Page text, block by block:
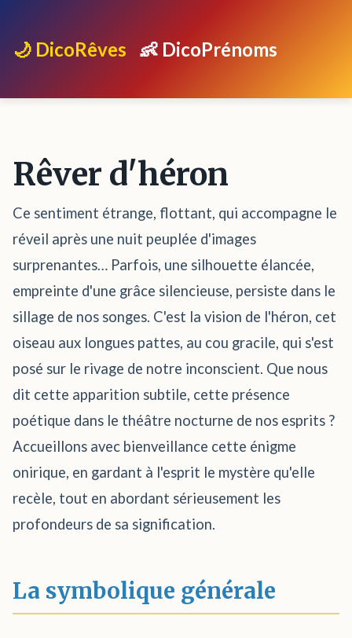
🌙 DicoRêves 👶 DicoPrénoms
Rêver d'héron
Ce sentiment étrange, flottant, qui accompagne le
réveil après une nuit peuplée d'images
surprenantes… Parfois, une silhouette élancée,
empreinte d'une grâce silencieuse, persiste dans le
sillage de nos songes. C'est la vision de l'héron, cet
oiseau aux longues pattes, au cou gracile, qui s'est
posé sur le rivage de notre inconscient. Que nous
dit cette apparition subtile, cette présence
poétique dans le théâtre nocturne de nos esprits ?
Accueillons avec bienveillance cette énigme
onirique, en gardant à l'esprit le mystère qu'elle
recèle, tout en abordant sérieusement les
profondeurs de sa signification.
La symbolique générale